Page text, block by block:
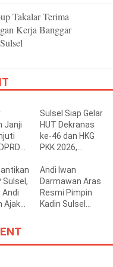
Takalar Terima
Kerja Banggar
Janji
Sulsel Siap Gelar
HUT Dekranas
ke-46 dan HKG
PKK 2026,
Promosi Wastra-
Kriya hingga
Dongkrak
Ekonomi Daerah
Sulsel,
Andi
Ajak
Pusat
Andi Iwan
Darmawan Aras
Resmi Pimpin
Kadin Sulsel